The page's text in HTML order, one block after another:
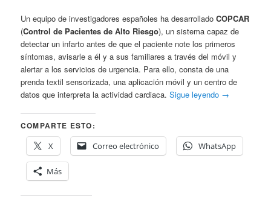
Un equipo de investigadores españoles ha desarrolladoCOPCAR
(Control de Pacientes de Alto Riesgo), un sistema capaz de
detectar un infarto antes de que el paciente note los primeros
síntomas, avisarle a él y a sus familiares a través del móvil y
alertar a los servicios de urgencia. Para ello, consta de una
prenda textil sensorizada, una aplicación móvil y un centro de
datos que interpreta la actividad cardiaca.Sigue leyendo →
COMPARTE ESTO:
X
Correo electrónico WhatsApp
Más